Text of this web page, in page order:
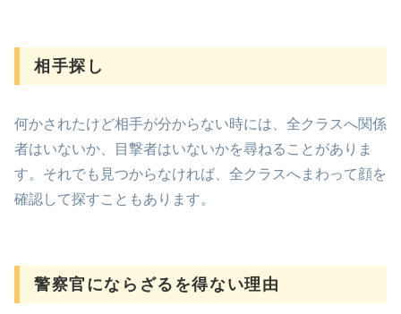
相手探し
何かされたけど相手が分からない時には、全クラスへ関係
者はいないか、目撃者はいないかを尋ねることがありま
す。それでも見つからなければ、全クラスへまわって顔を
確認して探すこともあります。
警察官にならざるを得ない理由